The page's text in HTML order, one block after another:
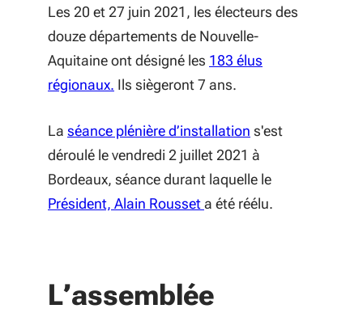
Les 20 et 27 juin 2021, les électeurs des
douze départements de Nouvelle-
Aquitaine ont désigné les 183 élus
régionaux. Ils siègeront 7 ans.
La séance plénière d’installation s'est
déroulé le vendredi 2 juillet 2021 à
Bordeaux, séance durant laquelle le
Président, Alain Rousseta été réélu.
L’assemblée